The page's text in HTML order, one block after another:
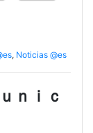
, Noticias @es
ｎｉｃ